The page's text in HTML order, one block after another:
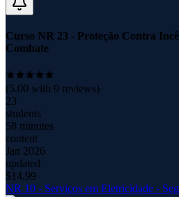
Curso NR 23 - Proteção Contra
Combate
(5.00 with 9 reviews)
23
students
58 minutes
content
Jan 2026
updated
$14.99
NR 10 - Serviços em Eletricidade -